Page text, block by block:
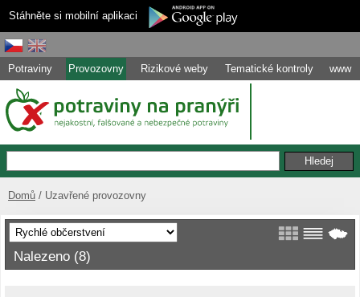
Stáhněte si mobilní aplikaci
Potraviny Provozovny Rizikové weby Tematické kontroly www
Domů Uzavřené provozovny
Nalezeno (8)